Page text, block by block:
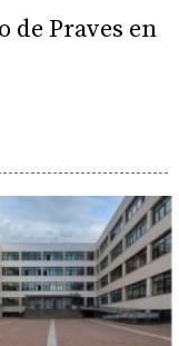
de Praves en